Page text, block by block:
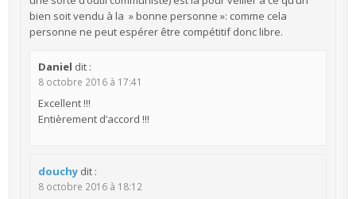
bien soit vendu à la » bonne personne »: comme cela
personne ne peut espérer être compétitif donc libre.
Daniel dit :
8 octobre 2016 à 17:41
Excellent !!!
Entièrement d’accord !!!
douchy dit :
8 octobre 2016 à 18:12